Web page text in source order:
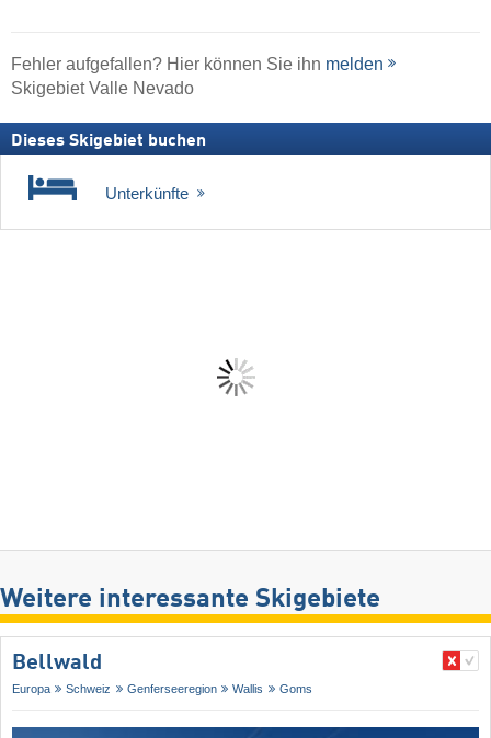
Fehler aufgefallen? Hier können Sie ihn melden
Skigebiet Valle Nevado
Dieses Skigebiet buchen
Unterkünfte
Weitere interessante Skigebiete
Bellwald
Europa Schweiz Genferseeregion Wallis Goms